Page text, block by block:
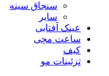
سنجاق سینه
سایر
عینک آفتابی
ساعت مچی
کیف
تزئینات مو